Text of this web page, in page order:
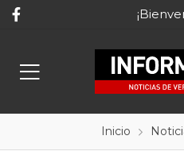
Inicio